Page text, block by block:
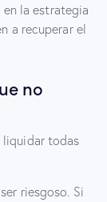
la estrategia
a recuperar el
no
liquidar todas
riesgoso. Si